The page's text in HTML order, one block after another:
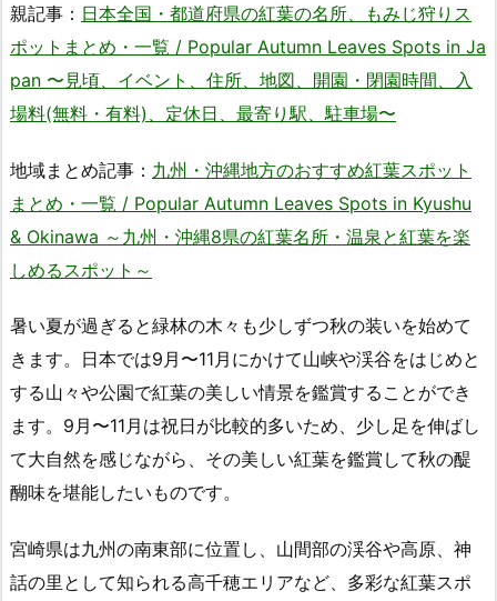
親記事： 日本全国・都道府県の紅葉の名所、もみじ狩りス
ポットまとめ・一覧 / Popular Autumn Leaves Spots in Ja
pan 〜見頃、イベント、住所、地図、開園・閉園時間、入
場料(無料・有料)、定休日、最寄り駅、駐車場〜
地域まとめ記事： 九州・沖縄地方のおすすめ紅葉スポット
まとめ・一覧 / Popular Autumn Leaves Spots in Kyushu
& Okinawa ～九州・沖縄8県の紅葉名所・温泉と紅葉を楽
しめるスポット～
暑い夏が過ぎると緑林の木々も少しずつ秋の装いを始めて
きます。日本では9月〜11月にかけて山峡や渓谷をはじめと
する山々や公園で紅葉の美しい情景を鑑賞することができ
ます。9月〜11月は祝日が比較的多いため、少し足を伸ばし
て大自然を感じながら、その美しい紅葉を鑑賞して秋の醍
醐味を堪能したいものです。
宮崎県は九州の南東部に位置し、山間部の渓谷や高原、神
話の里として知られる高千穂エリアなど、多彩な紅葉スポ